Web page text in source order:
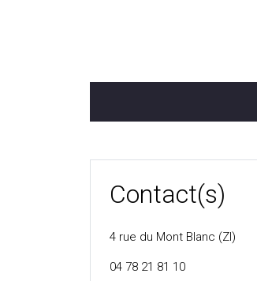
Contact(s)
4 rue du Mont Blanc (ZI)
04 78 21 81 10